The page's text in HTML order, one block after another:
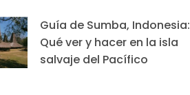
Guía de Sumba, Indonesia:
Qué ver y hacer en la isla
salvaje del Pacífico